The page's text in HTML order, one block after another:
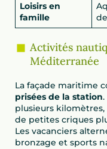
Loisirs en
famille
Activités
Méditerranée
La façade maritime
prisées de la station
plusieurs
de petites criques
Les vacanciers
bronzage et sports